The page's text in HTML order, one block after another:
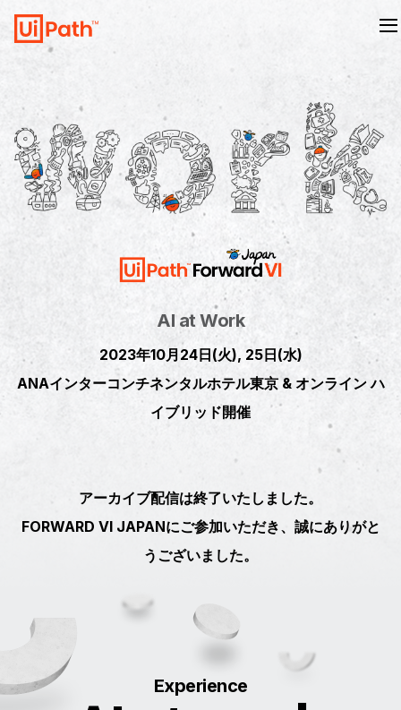
AI at Work
2023年10月24日(火), 25日(水)
ANAインターコンチネンタルホテル東京 & オンライン ハ
イブリッド開催
アーカイブ配信は終了いたしました。
FORWARD VI JAPANにご参加いただき、誠にありがと
うございました。
Experience